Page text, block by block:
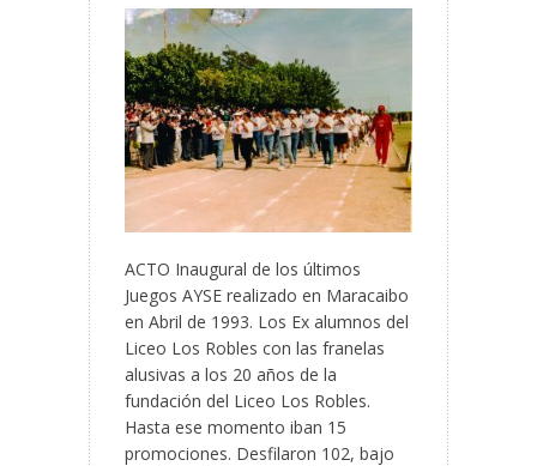
ACTO Inaugural de los últimos
Juegos AYSE realizado en Maracaibo
en Abril de 1993. Los Ex alumnos del
Liceo Los Robles con las franelas
alusivas a los 20 años de la
fundación del Liceo Los Robles.
Hasta ese momento iban 15
promociones. Desfilaron 102, bajo